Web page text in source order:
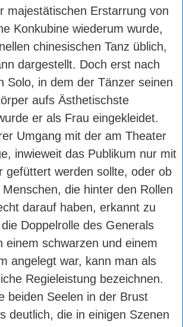
majestätischen Erstarrung von
Konkubine wiederum wurde,
chinesischen Tanz üblich,
dargestellt. Doch erst nach
Solo, in dem der Tänzer seinen
aufs Ästhetischste
er als Frau eingekleidet.
Umgang mit der am Theater
inwieweit das Publikum nur mit
gefüttert werden sollte, oder ob
die hinter den Rollen
darauf haben, erkannt zu
Doppelrolle des Generals
einem schwarzen und einem
angelegt war, kann man als
Regieleistung bezeichnen.
beiden Seelen in der Brust
deutlich, die in einigen Szenen